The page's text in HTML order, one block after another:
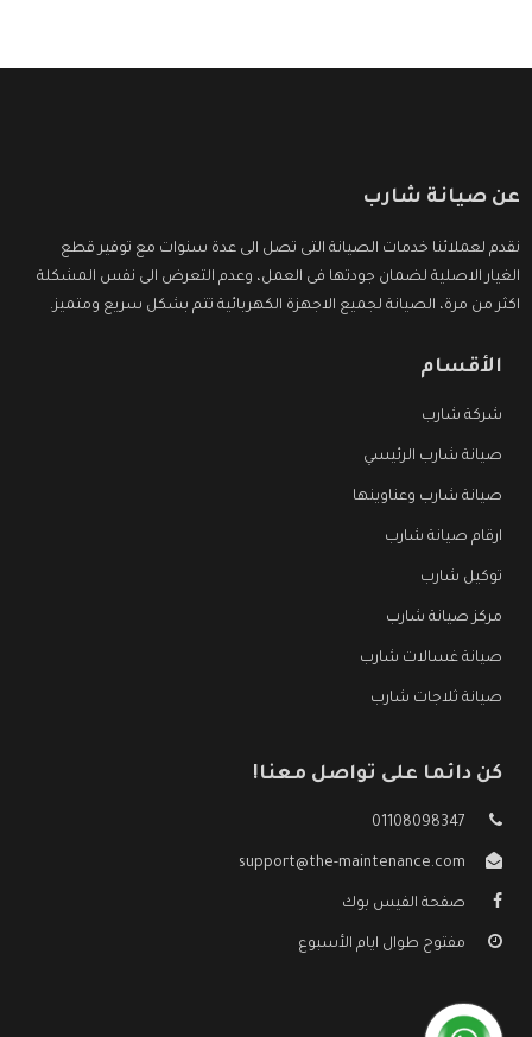
عن صيانة شارب
نقدم لعملائنا خدمات الصيانة التى تصل الى عدة سنوات مع توفير قطع
الغيار الاصلية لضمان جودتها فى العمل، وعدم التعرض الى نفس المشكلة
اكثر من مرة، الصيانة لجميع الاجهزة الكهربائية تتم بشكل سريع ومتميز.
الأقسام
شركة شارب
صيانة شارب الرئيسي
صيانة شارب وعناوينها
ارقام صيانة شارب
توكيل شارب
مركز صيانة شارب
صيانة غسالات شارب
صيانة ثلاجات شارب
كن دائما على تواصل معنا!
01108098347
support@the-maintenance.com
صفحة الفيس بوك
مفتوح طوال ايام الأسبوع